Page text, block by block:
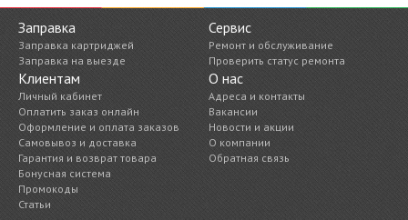
Заправка
Заправка картриджей
Заправка на выезде
Сервис
Ремонт и обслуживание
Проверить статус ремонта
Клиентам
Личный кабинет
Оплатить заказ онлайн
Оформление и оплата заказов
Самовывоз и доставка
Гарантия и возврат товара
Бонусная система
Промокоды
Статьи
О нас
Адреса и контакты
Вакансии
Новости и акции
О компании
Обратная связь